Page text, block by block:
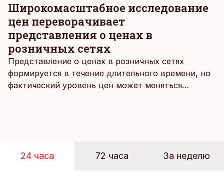
Широкомасштабное исследование
цен переворачивает
представления о ценах в
розничных сетях
Представление о ценах в розничных сетях
формируется в течение длительного времени, но
фактический уровень цен может меняться
24 часа 72 часа За неделю